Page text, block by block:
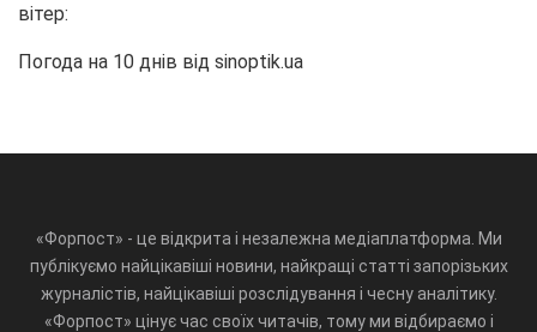
вітер:
Погода на 10 днів від sinoptik.ua
«Форпост» - це відкрита і незалежна медіаплатформа. Ми
публікуємо найцікавіші новини, найкращі статті запорізьких
журналістів, найцікавіші розслідування і чесну аналітику.
«Форпост» цінує час своїх читачів, тому ми відбираємо і